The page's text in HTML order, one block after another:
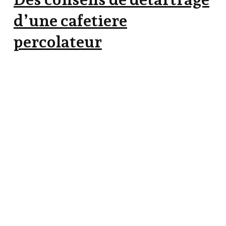
d’une cafetiere
percolateur